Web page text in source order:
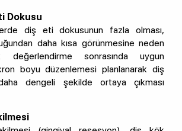
Dokusu
diş eti dokusunun fazla olması,
daha kısa görünmesine neden
değerlendirme sonrasında uygun
boyu düzenlemesi planlanarak diş
dengeli şekilde ortaya çıkması